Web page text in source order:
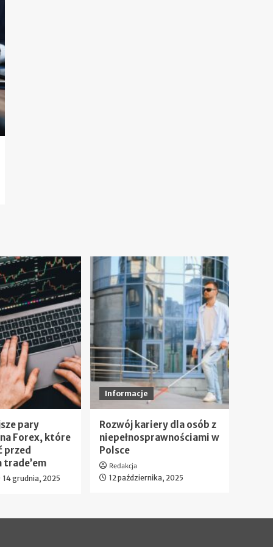
pary
Forex, które
przed
trade’em
14 grudnia, 2025
Informacje
Rozwój kariery dla osób z
niepełnosprawnościami w
Polsce
Redakcja
12 października, 2025